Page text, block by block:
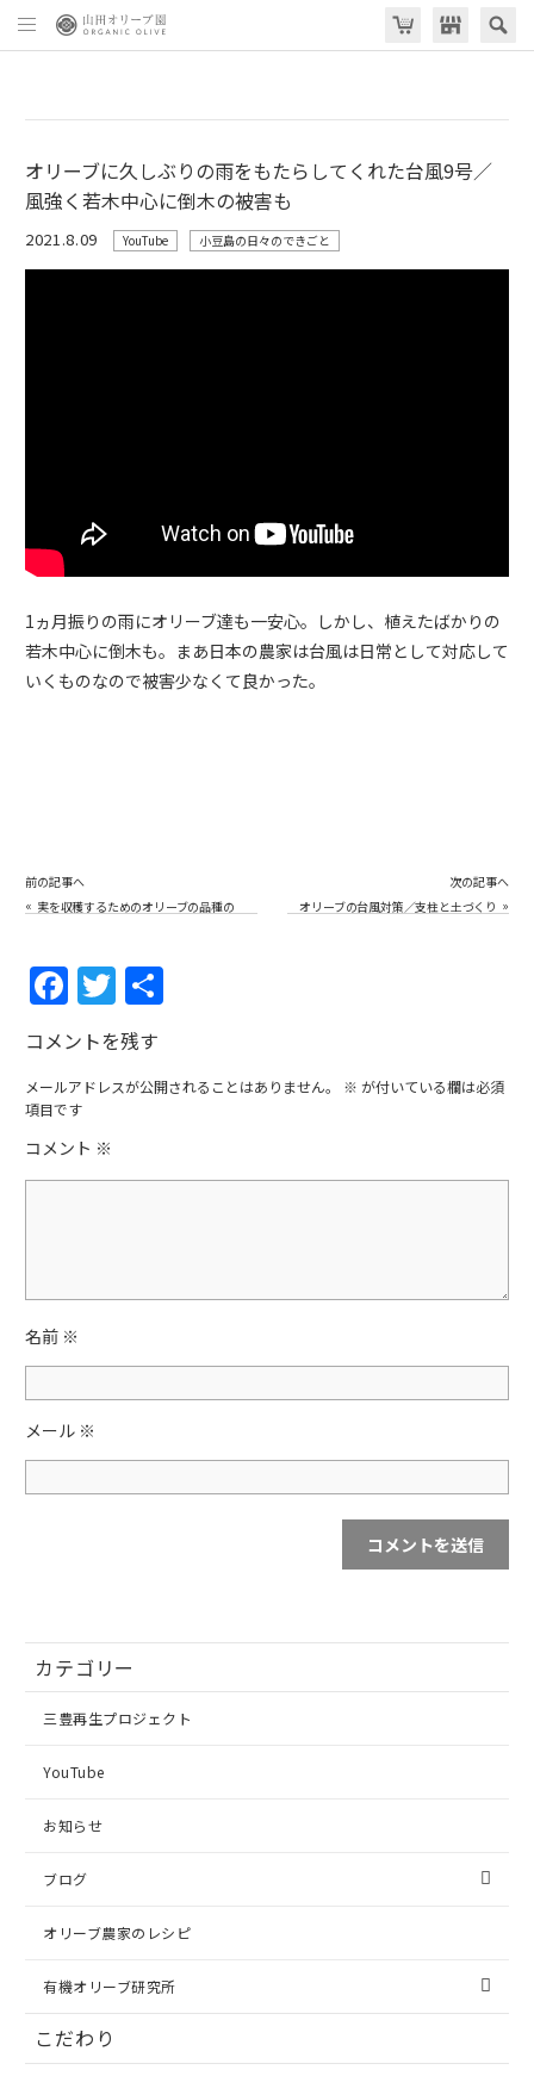
オリーブに久しぶりの雨をもたらしてくれた台風9号／
風強く若木中心に倒木の被害も
2021.8.09 YouTube 小豆島の日々のできごと
1ヵ月振りの雨にオリーブ達も一安心。しかし、植えたばかりの
若木中心に倒木も。まあ日本の農家は台風は日常として対応して
いくものなので被害少なくて良かった。
前の記事へ
« 実を収穫するためのオリーブの品種の
相性／日本の気候に合った小豆島4品種
相性の解決法
次の記事へ
オリーブの台風対策／支柱と土づくり »
F
a
c
e
b
o
T
w
itt
er
コメントを残す
メールアドレスが公開されることはありません。 ※ が付いている欄は必須
項目です
コメント ※
名前 ※
メール ※
カテゴリー
三豊再生プロジェクト
YouTube
お知らせ
ブログ
オリーブ農家のレシピ
有機オリーブ研究所
こだわり